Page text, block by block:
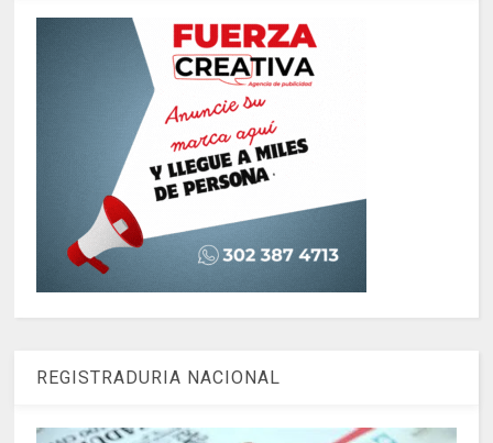
REGISTRADURIA NACIONAL